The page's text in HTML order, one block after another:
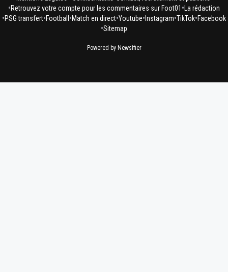
•Retrouvez votre compte pour les commentaires sur Foot01 • La rédaction
•PSG transfert•Football •Match en direct•Youtube• Instagram•TikTok•Facebook
•Sitemap
Powered by Newsifier